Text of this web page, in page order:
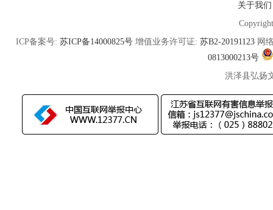
关于我们
ICP备案号: 苏ICP备14000825号 增值业务许可证: 苏B2-20191123 网
0813000213号
洪泽县弘扬